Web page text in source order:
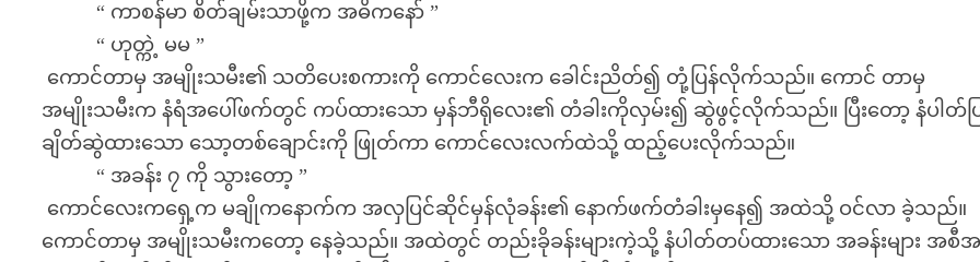
“ ကာစန်မာ စိတ်ချမ်းသာဖို့က အဓိကနော် ”
“ ဟုတ္ကဲ့ မမ ”
ကောင်တာမှ အမျိုးသမီး၏ သတိပေးစကားကို ကောင်လေးက ခေါင်းညိတ်၍ တုံ့ပြန်လိုက်သည်။ ကောင် တာမှ
အမျိုးသမီးက နံရံအပေါ်ဖက်တွင် ကပ်ထားသော မှန်ဘီရိုလေး၏ တံခါးကိုလှမ်း၍ ဆွဲဖွင့်လိုက်သည်။ ပြီးတော့ နံပါတ်ပြ
ချိတ်ဆွဲထားသော သော့တစ်ချောင်းကို ဖြုတ်ကာ ကောင်လေးလက်ထဲသို့ ထည့်ပေးလိုက်သည်။
“ အခန်း ၇ ကို သွားတော့ ”
ကောင်လေးကရှေ့က မချိုကနောက်က အလှပြင်ဆိုင်မှန်လုံခန်း၏ နောက်ဖက်တံခါးမှနေ၍ အထဲသို့ ဝင်လာ ခဲ့သည်။
ကောင်တာမှ အမျိုးသမီးကတော့ နေခဲ့သည်။ အထဲတွင် တည်းခိုခန်းများကဲ့သို့ နံပါတ်တပ်ထားသော အခန်းများ အစီ